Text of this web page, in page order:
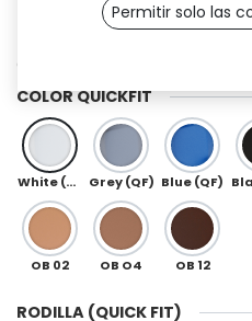
QuickFit+ (3R80)
Cover estándar
COLOR QUICKFIT
White (QF) Grey (QF) Blue (QF)
OB 02 OB O4 OB 12
RODILLA (QUICK FIT)
Permitir solo las